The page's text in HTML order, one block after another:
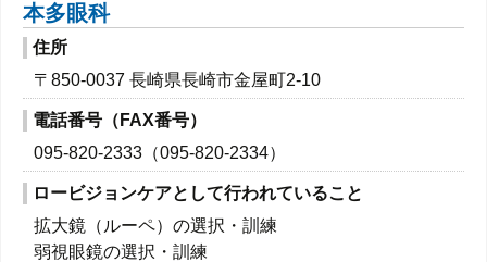
本多眼科
住所
〒850-0037 長崎県長崎市金屋町2-10
電話番号（FAX番号）
095-820-2333（095-820-2334）
ロービジョンケアとして行われていること
拡大鏡（ルーペ）の選択・訓練
弱視眼鏡の選択・訓練